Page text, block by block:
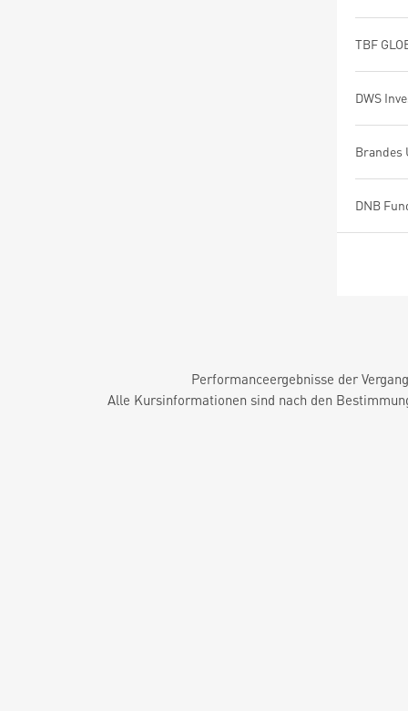
Performanceergebnisse der
Alle Kursinformationen sind nach den